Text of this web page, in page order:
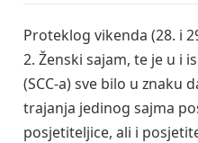
Proteklog vikenda (28. i
2. Ženski sajam, te je u i
(SCC-a) sve bilo u znaku
trajanja jedinog sajma
posjetiteljice, ali i